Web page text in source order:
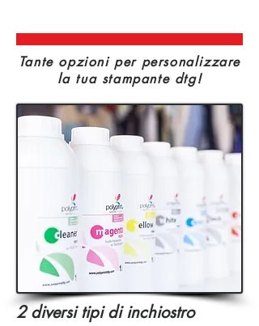
Tante opzioni per personalizzare
la tua stampante dtg!
2 diversi tipi di inchiostro